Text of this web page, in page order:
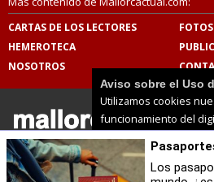
CARTAS DE LOS LECTORES
HEMEROTECA
NOSOTROS
Mallorcactual.com | Términos de uso
datos
Los
Aviso sobre el Uso
Utilizamos cookies
funcionamiento del
lista de cookies y como
nuestra Política de